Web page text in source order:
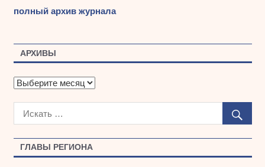
ГЛАВЫ РЕГИОНА
полный архив журнала
АРХИВЫ
А
х
ы